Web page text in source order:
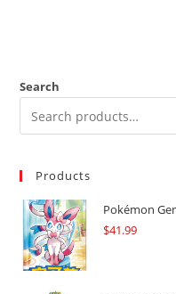
Search
Products
Pokémon
$41.99